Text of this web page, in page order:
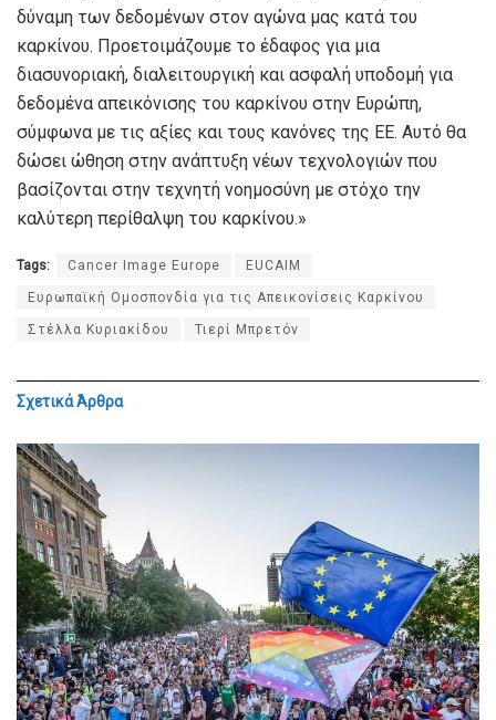
δύναμη των δεδομένων στον αγώνα μας κατά του
καρκίνου. Προετοιμάζουμε το έδαφος για μια
διασυνοριακή, διαλειτουργική και ασφαλή υποδομή για
δεδομένα απεικόνισης του καρκίνου στην Ευρώπη,
σύμφωνα με τις αξίες και τους κανόνες της ΕΕ. Αυτό θα
δώσει ώθηση στην ανάπτυξη νέων τεχνολογιών που
βασίζονται στην τεχνητή νοημοσύνη με στόχο την
καλύτερη περίθαλψη του καρκίνου.»
Tags: Cancer Image Europe EUCAIM
Ευρωπαϊκή Ομοσπονδία για τις Απεικονίσεις Καρκίνου
Στέλλα Κυριακίδου Τιερί Μπρετόν
ΣχετικάΆρθρα